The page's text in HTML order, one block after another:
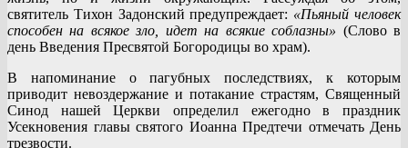
святитель Тихон Задонский предупреждает: «Пьяный человек
способен на всякое зло, идет на всякие соблазны» (Слово в
день Введения Пресвятой Богородицы во храм).
В напоминание о пагубных последствиях, к которым
приводит невоздержание и потакание страстям, Священный
Синод нашей Церкви определил ежегодно в праздник
Усекновения главы святого Иоанна Предтечи отмечать День
трезвости.